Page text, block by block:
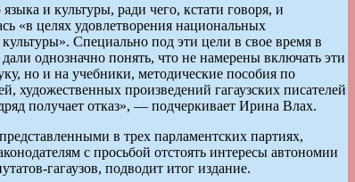
и культуры, ради чего, кстати говоря, и
«в целях удовлетворения национальных
Специально под эти цели в свое время в
однозначно понять, что не намерены включать эти
но и на учебники, методические пособия по
художественных произведений гагаузских писателей
получает отказ», — подчеркивает Ирина Влах.
в трех парламентских партиях,
с просьбой отстоять интересы автономии
гагаузов, подводит итог издание.